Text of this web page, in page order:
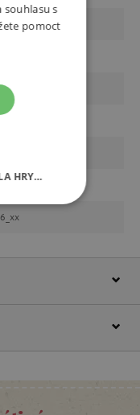
x 5,0 mm
souhlasu s
pomoct
HRY…